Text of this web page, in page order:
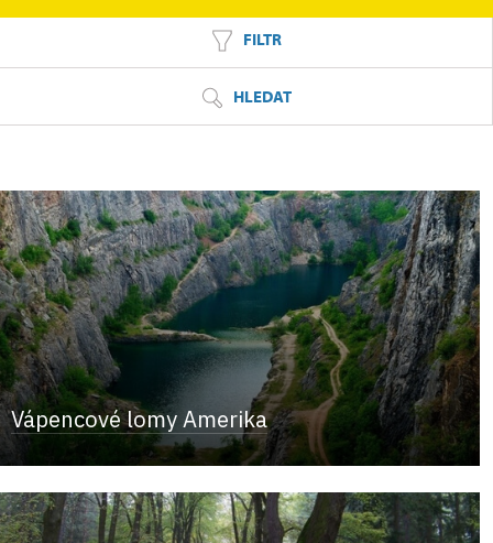
FILTR
HLEDAT
Vápencové lomy Amerika